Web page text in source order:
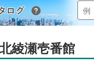
Yahoo!不動産 マン
綾瀬壱番館